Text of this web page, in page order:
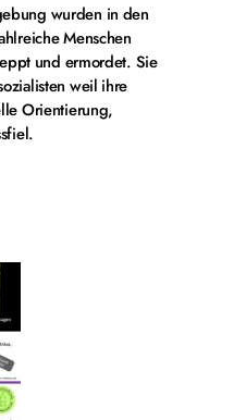
wurden in den
Menschen
und ermordet. Sie
weil ihre
Orientierung,